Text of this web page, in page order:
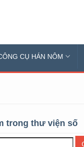
CỤ HÁN NÔM
trong thư viện số